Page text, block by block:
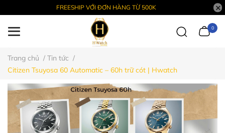
FREESHIP VỚI ĐƠN HÀNG TỪ 500K
0
Trang chủ / Tin tức /
Citizen Tsuyosa 60 Automatic – 60h trữ cót | Hwatch